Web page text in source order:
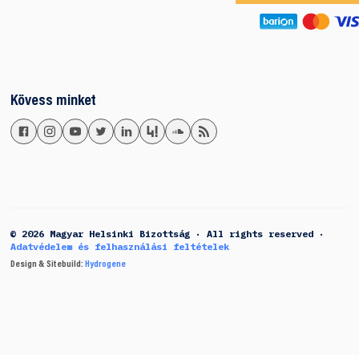
Kövess minket
© 2026 Magyar Helsinki Bizottság · All rights reserved ·
Adatvédelem és felhasználási feltételek
Design & Sitebuild: Hydrogene